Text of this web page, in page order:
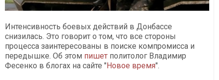
Интенсивность боевых действий в Донбассе
снизилась. Это говорит о том, что все стороны
процесса заинтересованы в поиске компромисса и
передышке. Об этом пишет политолог Владимир
Фесенко в блогах на сайте " Новое время".